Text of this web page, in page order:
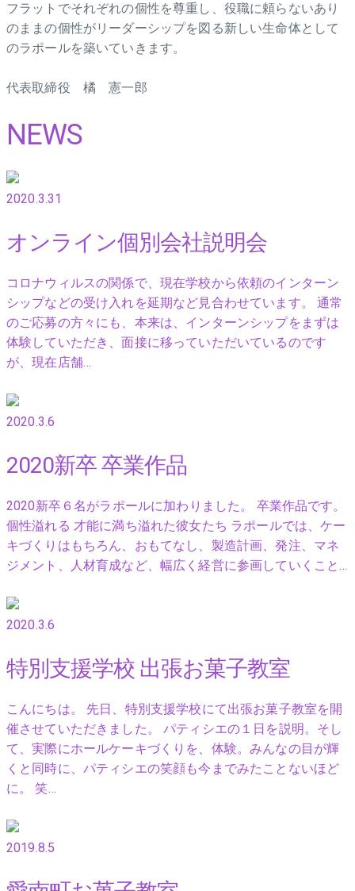
フラットでそれぞれの個性を尊重し、役職に頼らないあり
のままの個性がリーダーシップを図る新しい生命体として
のラポールを築いていきます。
代表取締役 橘 憲一郎
NEWS
2020.3.31
オンライン個別会社説明会
コロナウィルスの関係で、現在学校から依頼のインターン
シップなどの受け入れを延期など見合わせています。 通常
のご応募の方々にも、本来は、インターンシップをまずは
体験していただき、面接に移っていただいているのです
が、現在店舗…
2020.3.6
2020新卒 卒業作品
2020新卒６名がラポールに加わりました。 卒業作品です。
個性溢れる 才能に満ち溢れた彼女たち ラポールでは、ケー
キづくりはもちろん、おもてなし、製造計画、発注、マネ
ジメント、人材育成など、幅広く経営に参画していくこと…
2020.3.6
特別支援学校 出張お菓子教室
こんにちは。 先日、特別支援学校にて出張お菓子教室を開
催させていただきました。 パティシエの１日を説明。そし
て、実際にホールケーキづくりを、体験。みんなの目が輝
くと同時に、パティシエの笑顔も今までみたことないほど
に。 笑…
2019.8.5